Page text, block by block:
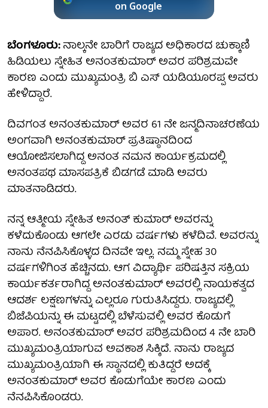
on Google
ಬೆಂಗಳೂರು:ನಾಲ್ಕನೇ ಬಾರಿಗೆ ರಾಜ್ಯದ ಅಧಿಕಾರದ ಚುಕ್ಕಾಣಿ
ಹಿಡಿಯಲು ಸ್ನೇಹಿತ ಅನಂತಕುಮಾರ್ ಅವರ ಪರಿಶ್ರಮವೇ
ಕಾರಣ ಎಂದು ಮುಖ್ಯಮಂತ್ರಿ ಬಿ ಎಸ್ ಯಡಿಯೂರಪ್ಪ ಅವರು
ಹೇಳಿದ್ದಾರೆ.
ದಿವಗಂತ ಅನಂತಕುಮಾರ್ ಅವರ 61 ನೇ ಜನ್ಮದಿನಾಚರಣೆಯ
ಅಂಗವಾಗಿ ಅನಂತಕುಮಾರ್ ಪ್ರತಿಷ್ಠಾನದಿಂದ
ಆಯೋಜಿಸಲಾಗಿದ್ದ ಅನಂತ ನಮನ ಕಾರ್ಯಕ್ರಮದಲ್ಲಿ
ಅನಂತಪಥ ಮಾಸಪತ್ರಿಕೆ ಬಿಡಗಡೆ ಮಾಡಿ ಅವರು
ಮಾತನಾಡಿದರು.
ನನ್ನ ಆತ್ಮೀಯ ಸ್ನೇಹಿತ ಅನಂತ್ ಕುಮಾರ್ ಅವರನ್ನು
ಕಳೆದುಕೊಂಡು ಆಗಲೇ ಎರಡು ವರ್ಷಗಳು ಕಳೆದಿವೆ. ಅವರನ್ನು
ನಾನು ನೆನಪಿಸಿಕೊಳ್ಳದ ದಿನವೇ ಇಲ್ಲ. ನಮ್ಮ ಸ್ನೇಹ 30
ವರ್ಷಗಳಿಗಿಂತ ಹೆಚ್ಚಿನದು. ಆಗ ವಿದ್ಯಾರ್ಥಿ ಪರಿಷತ್ತಿನ ಸಕ್ರಿಯ
ಕಾರ್ಯಕರ್ತರಾಗಿದ್ದ ಅನಂತಕುಮಾರ್ ಅವರಲ್ಲಿ ನಾಯಕತ್ವದ
ಆದರ್ಶ ಲಕ್ಷಣಗಳನ್ನು ಎಲ್ಲರೂ ಗುರುತಿಸಿದ್ದರು. ರಾಜ್ಯದಲ್ಲಿ
ಬಿಜೆಪಿಯನ್ನು ಈ ಮಟ್ಟದಲ್ಲಿ ಬೆಳೆಸುವಲ್ಲಿ ಅವರ ಕೊಡುಗೆ
ಅಪಾರ. ಅನಂತಕುಮಾರ್ ಅವರ ಪರಿಶ್ರಮದಿಂದ 4 ನೇ ಬಾರಿ
ಮುಖ್ಯಮಂತ್ರಿಯಾಗುವ ಅವಕಾಶ ಸಿಕ್ಕಿದೆ. ನಾನು ರಾಜ್ಯದ
ಮುಖ್ಯಮಂತ್ರಿಯಾಗಿ ಈ ಸ್ಥಾನದಲ್ಲಿ ಕುತಿದ್ದರೆ ಅದಕ್ಕೆ
ಅನಂತಕುಮಾರ್ ಅವರ ಕೊಡುಗೆಯೇ ಕಾರಣ ಎಂದು
ನೆನಪಿಸಿಕೊಂಡರು.